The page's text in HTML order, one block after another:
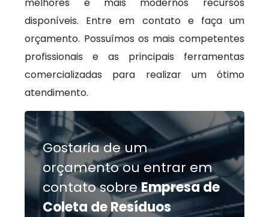
disponíveis. Entre em contato e faça um
orçamento. Possuímos os mais competentes
profissionais e as principais ferramentas
comercializadas para realizar um ótimo
atendimento.
Gostaria de um
orçamento ou entrar em
contato sobreEmpresa de
Coleta de Resíduos